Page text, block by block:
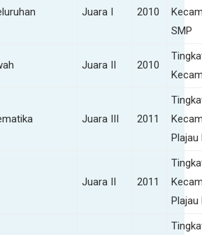
Juara I 2010
SMP
Juara II 2010
Juara III 2011
Plajau
Juara II 2011
Plajau